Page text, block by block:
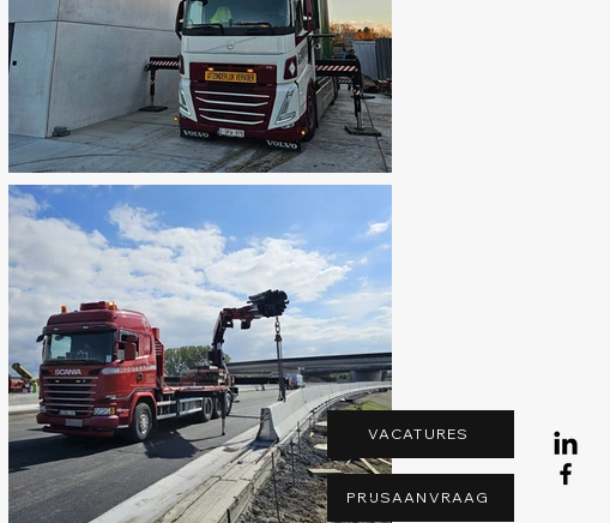
PRIJSAANVRAAG
VACATURES